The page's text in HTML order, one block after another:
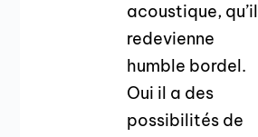
acoustique, qu’il
redevienne
humble bordel.
Oui il a des
possibilités de